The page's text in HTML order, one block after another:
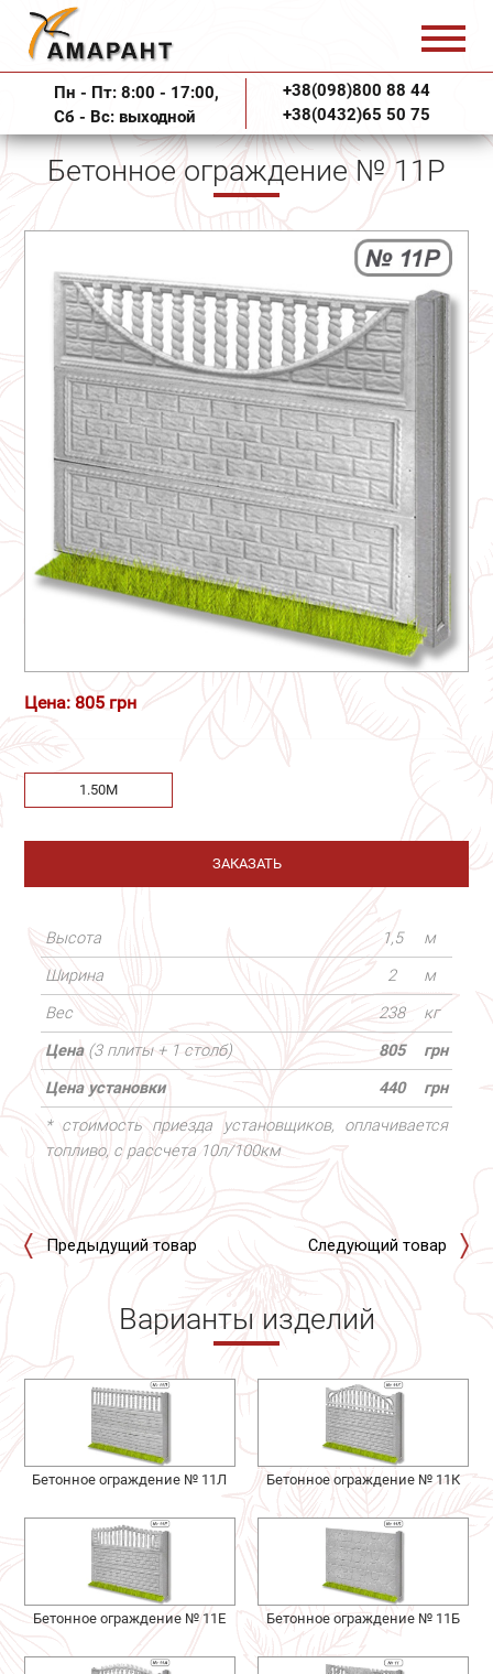
Пн - Пт: 8:00 - 17:00,
Сб - Вс: выходной
+38(098)800 88 44
+38(0432)65 50 75
Бетонное ограждение № 11Р
Цена: 805 грн
1.50М
ЗАКАЗАТЬ
Высота 1,5
м
Ширина
2
м
Вес
238
кг
Цена (3 плиты + 1 столб) 805
грн
Цена установки
440
грн
* стоимость приезда установщиков, оплачивается
топливо, с рассчета 10л/100км
Предыдущий товар Следующий товар
Варианты изделий
Бетонное ограждение № 11Л Бетонное ограждение № 11К
Бетонное ограждение № 11Е Бетонное ограждение № 11Б